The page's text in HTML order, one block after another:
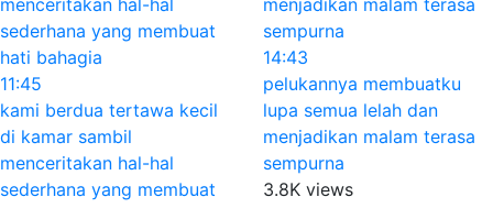
11:45
kami berdua tertawa kecil
di kamar sambil
menceritakan hal-hal
sederhana yang membuat
14:43
pelukannya membuatku
lupa semua lelah dan
menjadikan malam terasa
sempurna
3.8K views